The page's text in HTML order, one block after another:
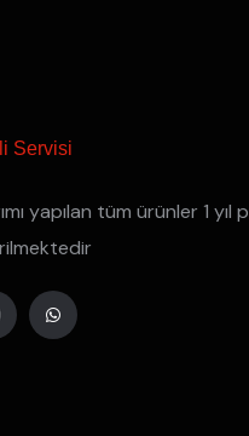
yapılan tüm ürünler 1 yıl